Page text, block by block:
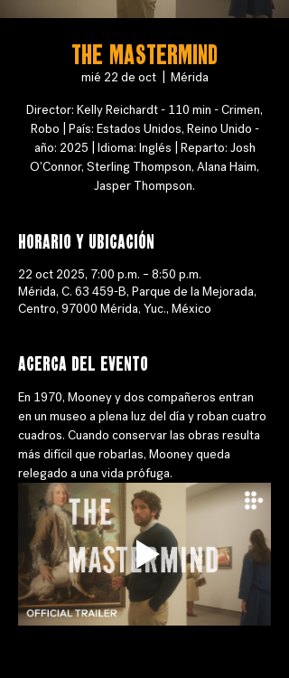
The Mastermind
mié 22 de oct
  |
Mérida
Director: Kelly Reichardt - 110 min - Crimen,
Robo | País: Estados Unidos, Reino Unido -
año: 2025 | Idioma: Inglés | Reparto: Josh
O'Connor, Sterling Thompson, Alana Haim,
Jasper Thompson.
Horario y ubicación
22 oct 2025, 7:00 p.m. – 8:50 p.m.
Mérida, C. 63 459-B, Parque de la Mejorada,
Centro, 97000 Mérida, Yuc., México
Acerca del evento
En 1970, Mooney y dos compañeros entran
en un museo a plena luz del día y roban cuatro
cuadros. Cuando conservar las obras resulta
más difícil que robarlas, Mooney queda
relegado a una vida prófuga.